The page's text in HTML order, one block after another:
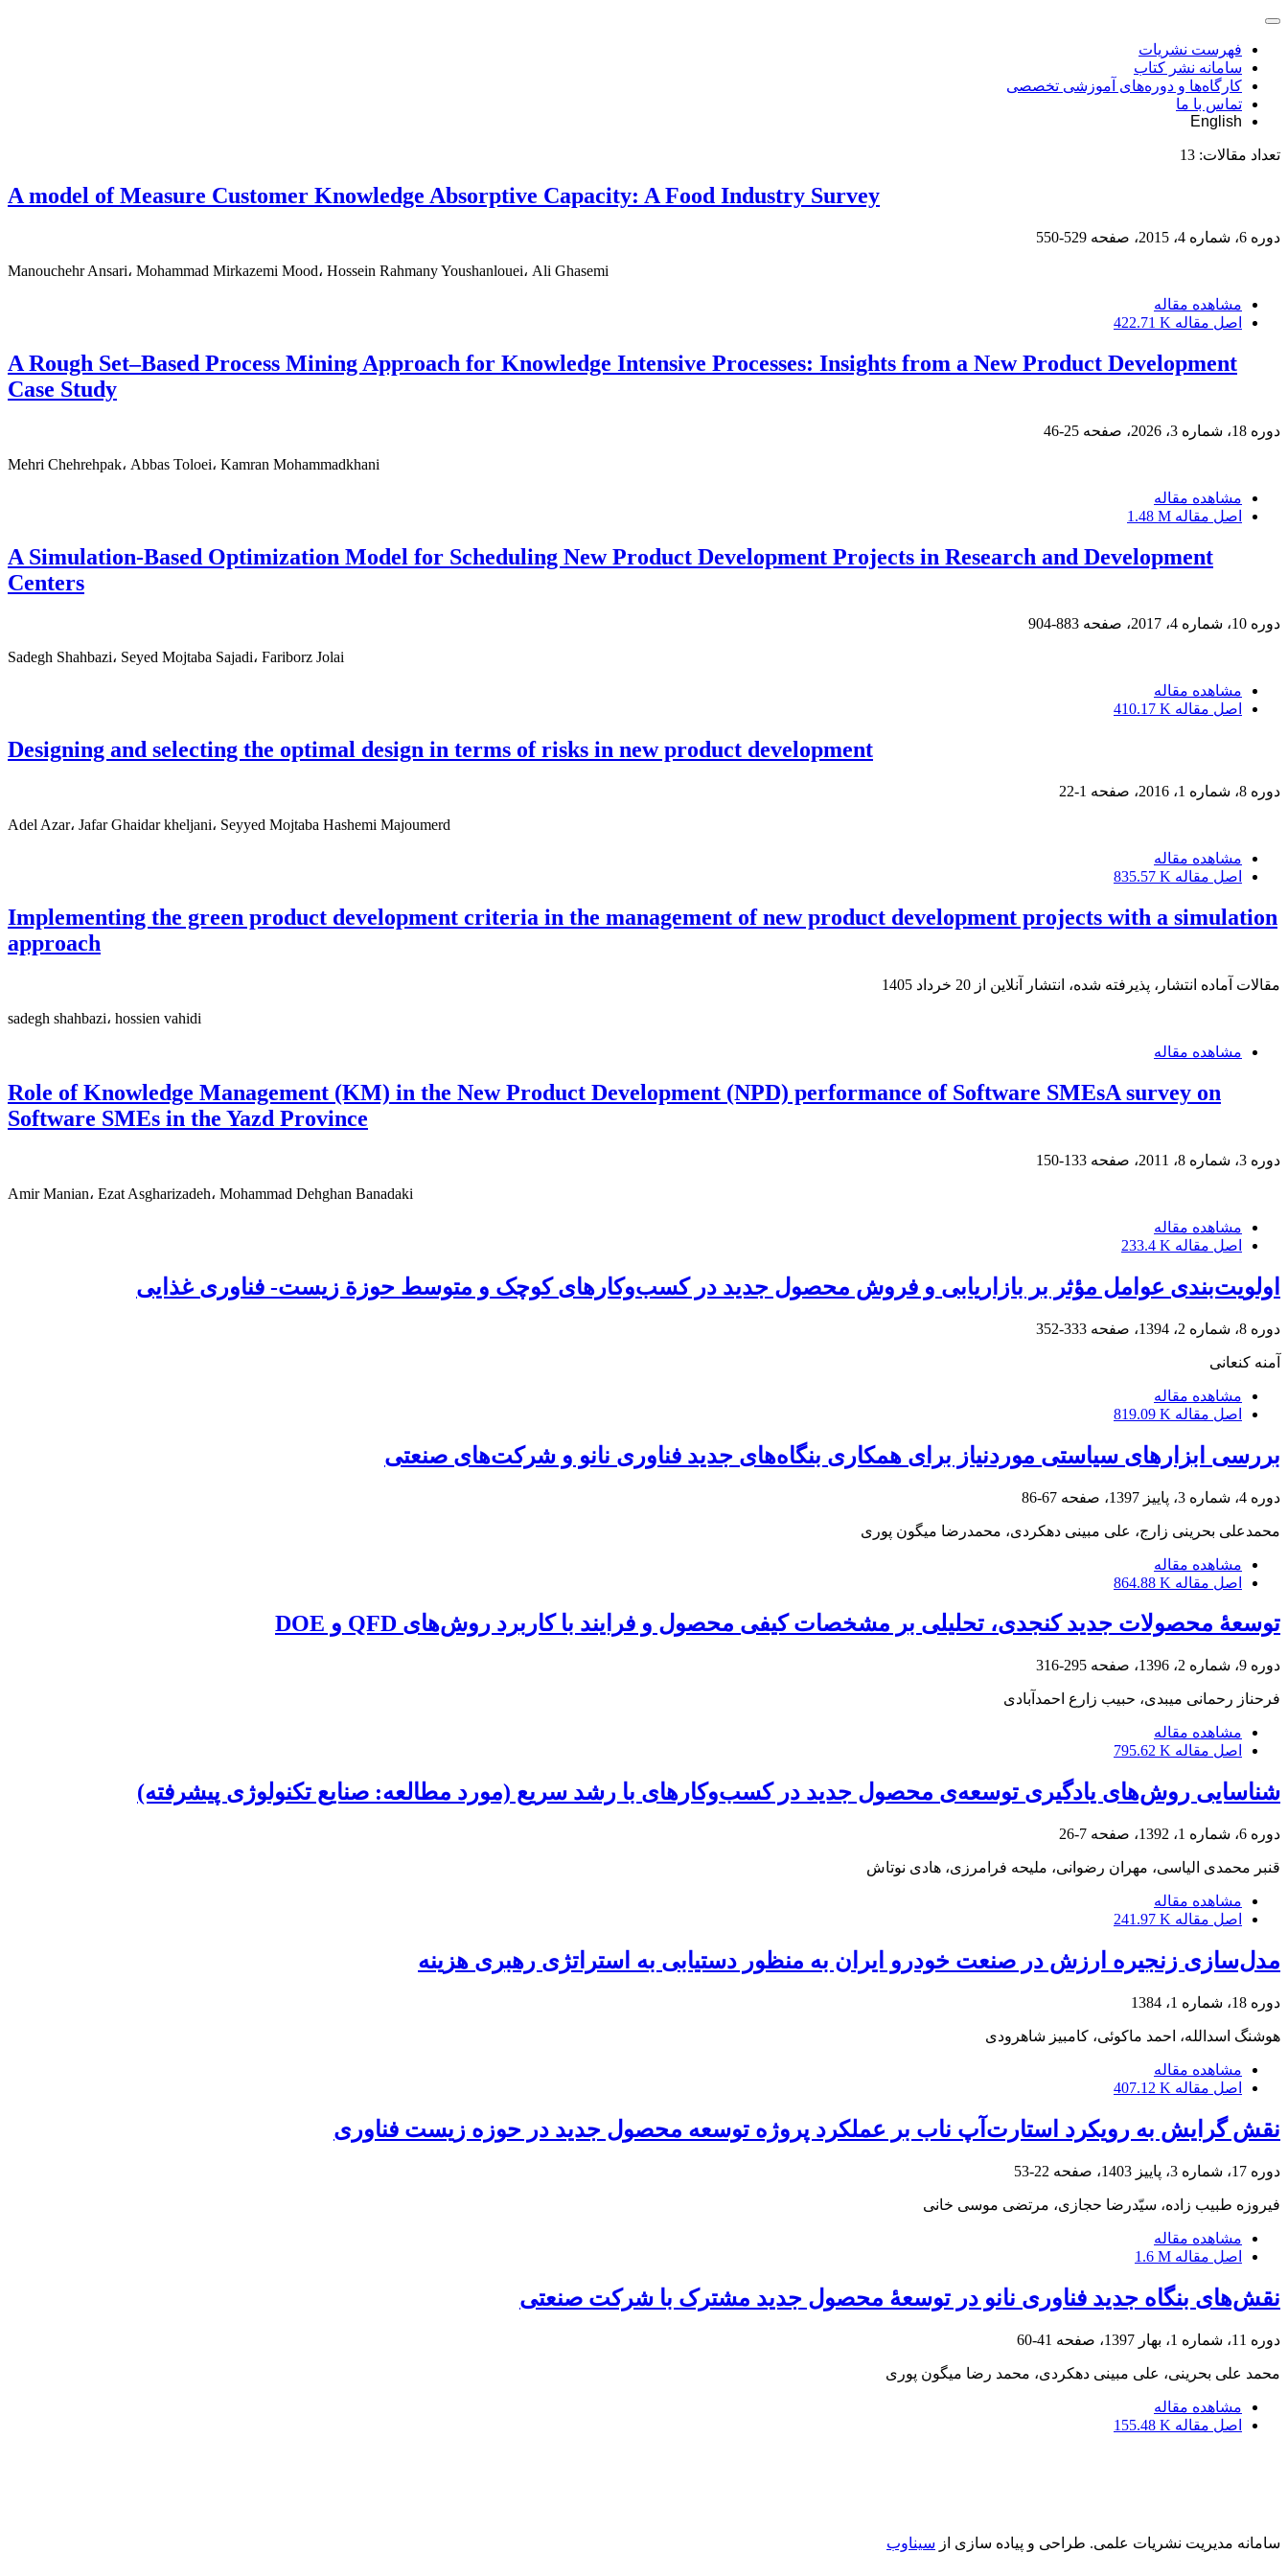
فهرست نشریات
سامانه نشر کتاب
کارگاه‌ها و دوره‌های آموزشی تخصصی
تماس با ما
English
تعداد مقالات: 13
A model of Measure Customer Knowledge Absorptive Capacity: A Food Industry Survey
دوره 6، شماره 4، 2015، صفحه 529-550
Manouchehr Ansari، Mohammad Mirkazemi Mood، Hossein Rahmany Youshanlouei، Ali Ghasemi
مشاهده مقاله
اصل مقاله 422.71 K
A Rough Set–Based Process Mining Approach for Knowledge Intensive Processes: Insights from a New Product Development
Case Study
دوره 18، شماره 3، 2026، صفحه 25-46
Mehri Chehrehpak، Abbas Toloei، Kamran Mohammadkhani
مشاهده مقاله
اصل مقاله 1.48 M
A Simulation-Based Optimization Model for Scheduling New Product Development Projects in Research and Development
Centers
دوره 10، شماره 4، 2017، صفحه 883-904
Sadegh Shahbazi، Seyed Mojtaba Sajadi، Fariborz Jolai
مشاهده مقاله
اصل مقاله 410.17 K
Designing and selecting the optimal design in terms of risks in new product development
دوره 8، شماره 1، 2016، صفحه 1-22
Adel Azar، Jafar Ghaidar kheljani، Seyyed Mojtaba Hashemi Majoumerd
مشاهده مقاله
اصل مقاله 835.57 K
Implementing the green product development criteria in the management of new product development projects with a simulation
approach
مقالات آماده انتشار، پذیرفته شده، انتشار آنلاین از 20 خرداد 1405
sadegh shahbazi، hossien vahidi
مشاهده مقاله
Role of Knowledge Management (KM) in the New Product Development (NPD) performance of Software SMEsA survey on
Software SMEs in the Yazd Province
دوره 3، شماره 8، 2011، صفحه 133-150
Amir Manian، Ezat Asgharizadeh، Mohammad Dehghan Banadaki
مشاهده مقاله
اصل مقاله 233.4 K
اولویت‌بندی عوامل مؤثر بر بازاریابی و فروش محصول جدید در کسب‌وکارهای کوچک و متوسط حوزة زیست- فناوری غذایی
دوره 8، شماره 2، 1394، صفحه 333-352
آمنه کنعانی
مشاهده مقاله
اصل مقاله 819.09 K
بررسی ابزارهای سیاستی موردنیاز برای همکاری بنگاه‌های جدید فناوری نانو و شرکت‌های صنعتی
دوره 4، شماره 3، پاییز 1397، صفحه 67-86
محمدعلی بحرینی زارج، علی مبینی دهکردی، محمدرضا میگون پوری
مشاهده مقاله
اصل مقاله 864.88 K
توسعۀ محصولات جدید کنجدی، تحلیلی بر مشخصات کیفی محصول و فرایند با کاربرد روش‌های QFD و DOE
دوره 9، شماره 2، 1396، صفحه 295-316
فرحناز رحمانی میبدی، حبیب زارع احمدآبادی
مشاهده مقاله
اصل مقاله 795.62 K
شناسایی روش‌های یادگیری توسعه‌ی محصول جدید در کسب‌وکارهای با رشد سریع (مورد مطالعه: صنایع تکنولوژی پیشرفته)
دوره 6، شماره 1، 1392، صفحه 7-26
قنبر محمدی الیاسی، مهران رضوانی، ملیحه فرامرزی، هادی نوتاش
مشاهده مقاله
اصل مقاله 241.97 K
مدل‌سازی زنجیره ارزش در صنعت خودرو ایران به منظور دستیابی به استراتژی رهبری هزینه
دوره 18، شماره 1، 1384
هوشنگ اسدالله، احمد ماکوئی، کامبیز شاهرودی
مشاهده مقاله
اصل مقاله 407.12 K
نقش گرایش به رویکرد استارت‌آپ ناب بر عملکرد پروژه توسعه محصول جدید در حوزه زیست فناوری
دوره 17، شماره 3، پاییز 1403، صفحه 22-53
فیروزه طبیب زاده، سیّدرضا حجازی، مرتضی موسی خانی
مشاهده مقاله
اصل مقاله 1.6 M
نقش‌های بنگاه جدید فناوری نانو در توسعۀ محصول جدید مشترک با شرکت صنعتی
دوره 11، شماره 1، بهار 1397، صفحه 41-60
محمد علی بحرینی، علی مبینی دهکردی، محمد رضا میگون پوری
مشاهده مقاله
اصل مقاله 155.48 K
سامانه مدیریت نشریات علمی. طراحی و پیاده سازی از سیناوب